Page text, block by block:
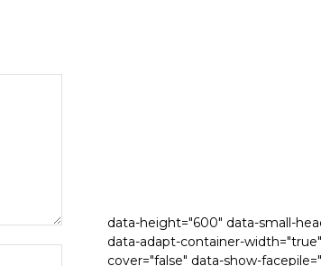
data-height="600" data-small-
data-adapt-container-
cover="false" data-show-